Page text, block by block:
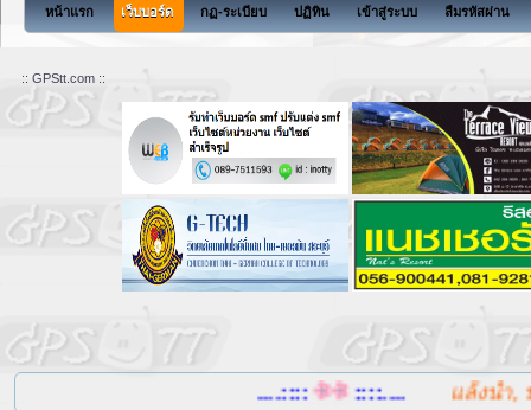
หน้าแรก เว็บบอร์ด กฏ-ระเบียบ ปฏิทิน เข้าสู่ระบบ ลืมรหัสผ่าน
:: GPStt.com ::
....:::: ::::.... แล้งน้ำ, น้ำ